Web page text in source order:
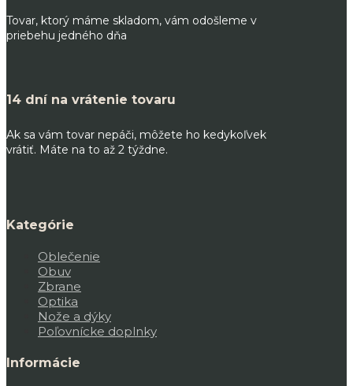
Tovar, ktorý máme skladom, vám odošleme v
priebehu jedného dňa
14 dní na vrátenie tovaru
Ak sa vám tovar nepáči, môžete ho kedykoľvek
vrátiť. Máte na to až 2 týždne.
Kategórie
Oblečenie
Obuv
Zbrane
Optika
Nože a dýky
Poľovnícke doplnky
Informácie